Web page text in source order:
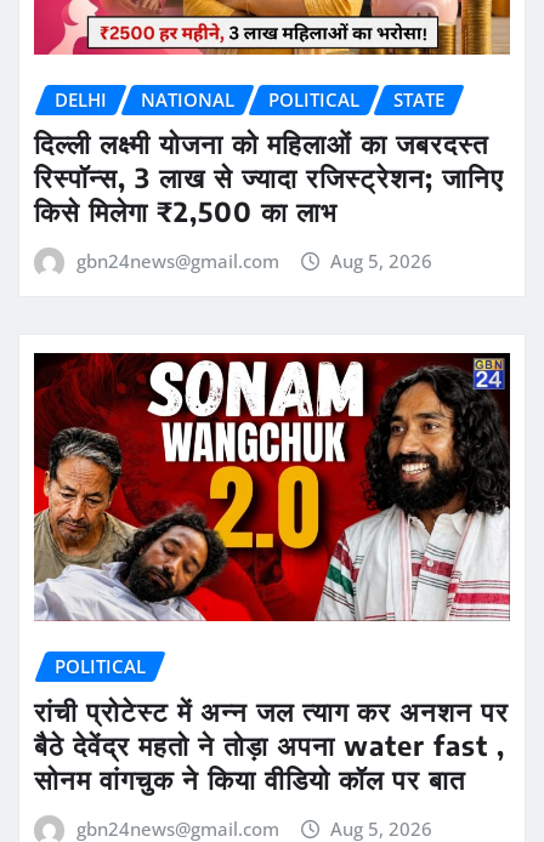
DELHI NATIONAL POLITICAL STATE
दिल्ली लक्ष्मी योजना को महिलाओं का जबरदस्त
रिस्पॉन्स, 3 लाख से ज्यादा रजिस्ट्रेशन; जानिए
किसे मिलेगा ₹2,500 का लाभ
gbn24news@gmail.com Aug 5, 2026
POLITICAL
रांची प्रोटेस्ट में अन्न जल त्याग कर अनशन पर
बैठे देवेंद्र महतो ने तोड़ा अपना water fast ,
सोनम वांगचुक ने किया वीडियो कॉल पर बात
gbn24news@gmail.com Aug 5, 2026